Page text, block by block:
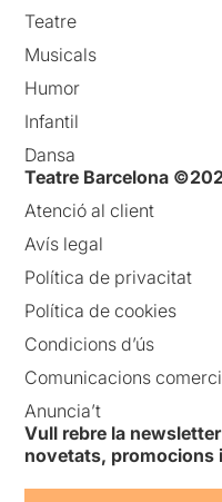
Teatre
Musicals
Humor
Infantil
Dansa
Teatre Barcelona
Atenció al client
Avís legal
Política de privacitat
Política de cookies
Condicions d’ús
Comunicacions
Anuncia’t
Vull rebre la
novetats, promocions